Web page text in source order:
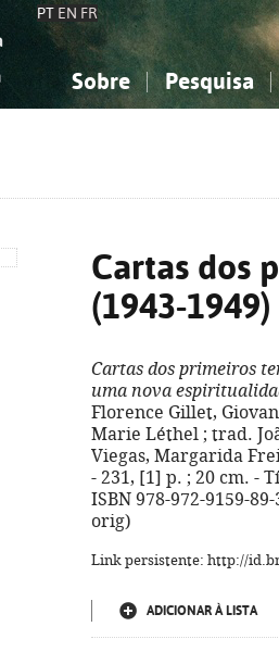
PT EN FR
Sobre Pesquisa
Cartas dos
(1943-1949)
Cartas dos primeiros
uma nova
Florence Gillet,
Marie Léthel ; trad.
Viegas, Margarida
- 231, [1] p. ; 20 cm. -
ISBN 978-972-9159-
orig)
Link persistente: http://
ADICIONAR À LISTA